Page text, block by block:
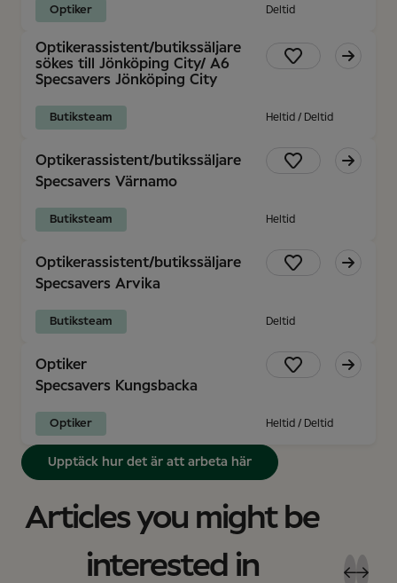
Deltid
Optiker
Optikerassistent/butikssäljare
sökes till Jönköping City/ A6
Specsavers Jönköping City
Heltid / Deltid
Butiksteam
Optikerassistent/butikssäljare
Specsavers Värnamo
Heltid
Butiksteam
Optikerassistent/butikssäljare
Specsavers Arvika
Deltid
Butiksteam
Optiker
Specsavers Kungsbacka
Heltid / Deltid
Optiker
Upptäck hur det är att arbeta här
Articles you might be
interested in